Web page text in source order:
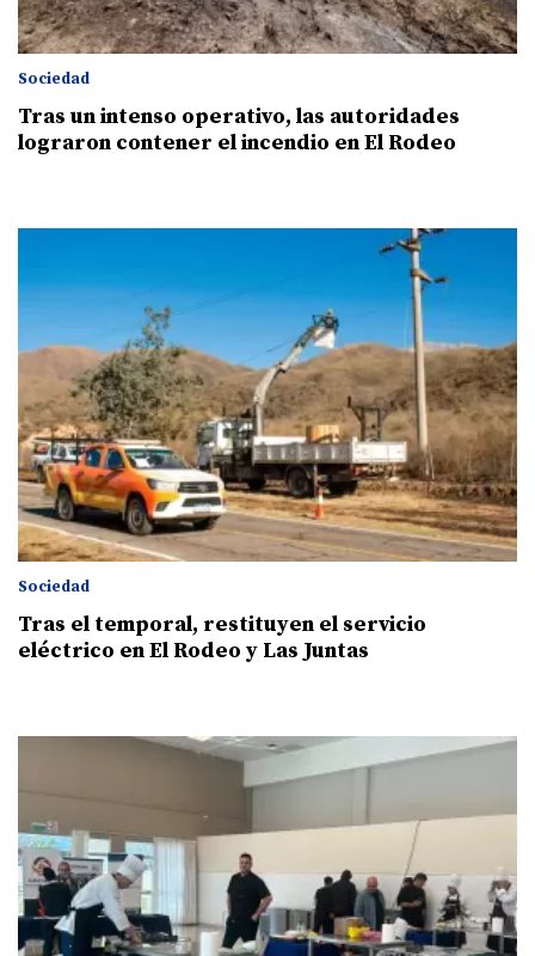
Sociedad
Tras un intenso operativo, las autoridades
lograron contener el incendio en El Rodeo
Sociedad
Tras el temporal, restituyen el servicio
eléctrico en El Rodeo y Las Juntas